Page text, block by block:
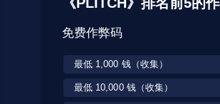
免费作弊码
最低 1,000 钱（收集）
最低 10,000 钱（收集）